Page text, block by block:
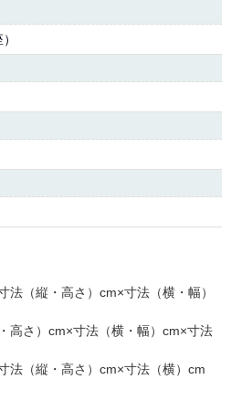
法（縦・高さ）cm×寸法（横・幅）
高さ）cm×寸法（横・幅）cm×寸法
法（縦・高さ）cm×寸法（横）cm